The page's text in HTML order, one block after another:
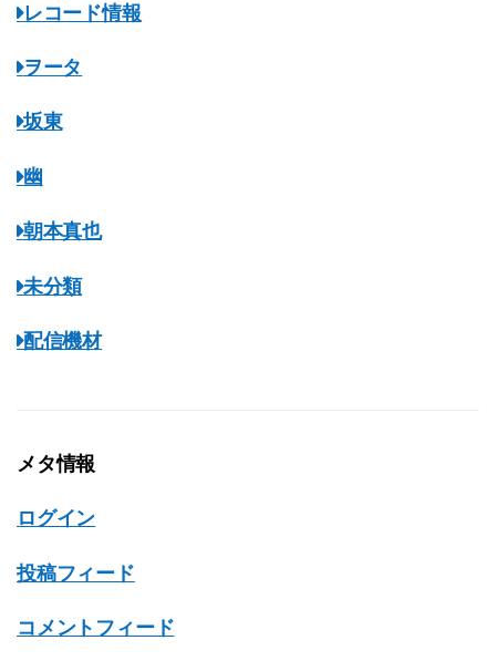
レコード情報
ヲータ
坂東
幽
朝本真也
未分類
配信機材
メタ情報
ログイン
投稿フィード
コメントフィード